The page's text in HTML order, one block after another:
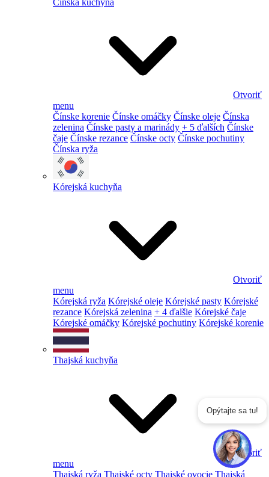
Čínska kuchyňa
Otvoriť
menu
Čínske korenie Čínske omáčky Čínske oleje Čínska
zelenina Čínske pasty a marinády + 5 ďalších Čínske
čaje Čínske rezance Čínske octy Čínske pochutiny
Čínska ryža
Kórejská kuchyňa
Otvoriť
menu
Kórejská ryža Kórejské oleje Kórejské pasty Kórejské
rezance Kórejská zelenina + 4 ďalšie Kórejské čaje
Kórejské omáčky Kórejské pochutiny Kórejské korenie
Thajská kuchyňa
Otvoriť
menu
Thajská ryža Thajské octy Thajské ovocie Thajská
Opýtajte sa tu!